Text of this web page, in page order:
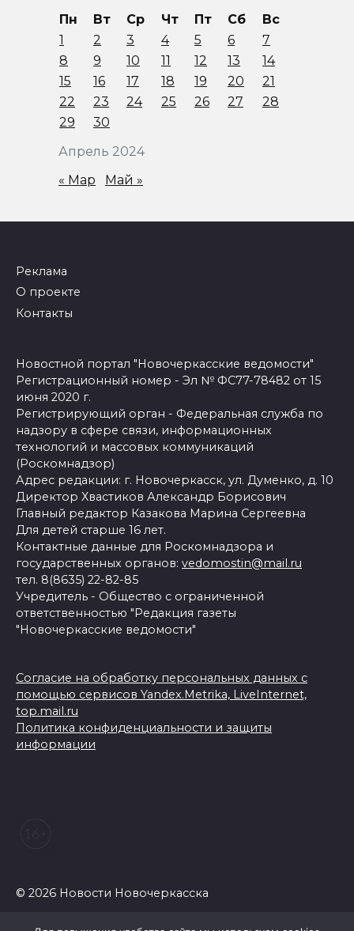
Апрель 2024
Пн Вт Ср Чт Пт Сб
Вс
1
2 3 4 5 6
7
8
9 10 11 12 13
14
15
16 17 18 19 20
21
22
23 24 25 26 27
28
29
30
« Мар Май »
Реклама
О проекте
Контакты
Новостной портал "Новочеркасские ведомости"
Регистрационный номер - Эл № ФС77-78482 от 15
июня 2020 г.
Регистрирующий орган - Федеральная служба по
надзору в сфере связи, информационных
технологий и массовых коммуникаций
(Роскомнадзор)
Адрес редакции: г. Новочеркасск, ул. Думенко, д. 10
Директор Хвастиков Александр Борисович
Главный редактор Казакова Марина Сергеевна
Для детей старше 16 лет.
Контактные данные для Роскомнадзора и
государственных органов: vedomostin@mail.ru
тел. 8(8635) 22-82-85
Учредитель - Общество с ограниченной
ответственностью "Редакция газеты
"Новочеркасские ведомости"
Согласие на обработку персональных данных с
помощью сервисов Yandex.Metrika, LiveInternet,
top.mail.ru
Политика конфиденциальности и защиты
информации
© 2026 Новости Новочеркасска